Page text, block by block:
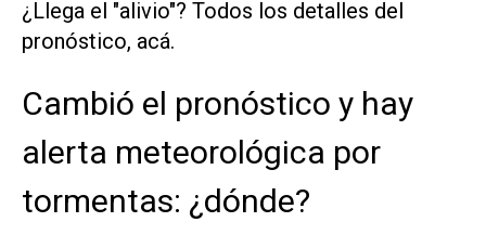
¿Llega el "alivio"? Todos los detalles del
pronóstico, acá.
Cambió el pronóstico y hay
alerta meteorológica por
tormentas: ¿dónde?